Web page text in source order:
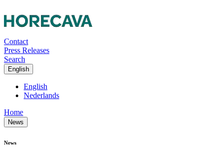
Contact
Press Releases
Search
English
English
Nederlands
Home
News
News